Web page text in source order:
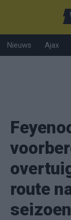
Nieuws Ajax
route